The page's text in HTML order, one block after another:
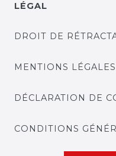
LÉGAL
DROIT DE
MENTIONS LÉGALES
DÉCLARATION DE
CONDITIONS